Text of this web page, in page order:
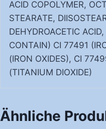
ACID COPOLYMER,
STEARATE,
DEHYDROACETIC
CONTAIN) CI 77491
(IRON OXIDES), CI
(TITANIUM DIOXIDE)
Ähnliche